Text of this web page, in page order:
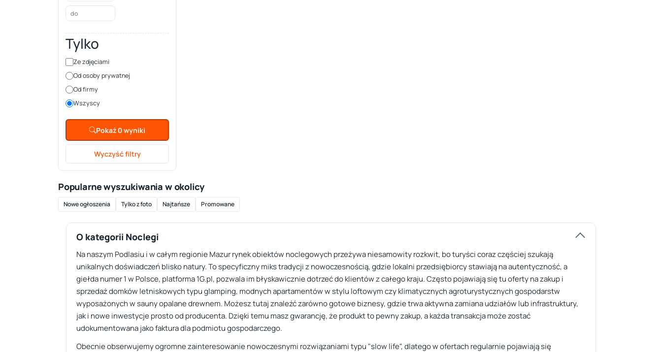
Tylko
Ze zdjęciami
Od osoby prywatnej
Od firmy
Wszyscy
Pokaż 0 wyniki
Wyczyść filtry
Popularne wyszukiwania w okolicy
Nowe ogłoszenia Tylko z foto Najtańsze Promowane
O kategorii Noclegi
Na naszym Podlasiu i w całym regionie Mazur rynek obiektów noclegowych przeżywa niesamowity rozkwit, bo turyści coraz częściej szukają
unikalnych doświadczeń blisko natury. To specyficzny miks tradycji z nowoczesnością, gdzie lokalni przedsiębiorcy stawiają na autentyczność, a
giełda numer 1 w Polsce, platforma 1G.pl, pozwala im błyskawicznie dotrzeć do klientów z całego kraju. Często pojawiają się tu oferty na zakup i
sprzedaż domków letniskowych typu glamping, modnych apartamentów w stylu loftowym czy klimatycznych agroturystycznych gospodarstw
wyposażonych w sauny opalane drewnem. Możesz tutaj znaleźć zarówno gotowe biznesy, gdzie trwa aktywna zamiana udziałów lub infrastruktury,
jak i nowe inwestycje prosto od producenta. Dzięki temu masz gwarancję, że produkt to pewny zakup, a każda transakcja może zostać
udokumentowana jako faktura dla podmiotu gospodarczego.
Obecnie obserwujemy ogromne zainteresowanie nowoczesnymi rozwiązaniami typu "slow life", dlatego w ofertach regularnie pojawiają się